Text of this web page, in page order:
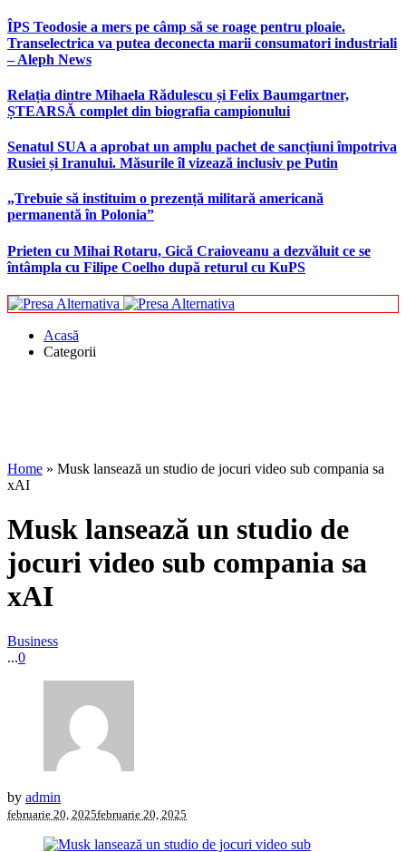
ÎPS Teodosie a mers pe câmp să se roage pentru ploaie.
Transelectrica va putea deconecta marii consumatori industriali
– Aleph News
Relația dintre Mihaela Rădulescu și Felix Baumgartner,
ȘTEARSĂ complet din biografia campionului
Senatul SUA a aprobat un amplu pachet de sancțiuni împotriva
Rusiei și Iranului. Măsurile îl vizează inclusiv pe Putin
„Trebuie să instituim o prezență militară americană
permanentă în Polonia”
Prieten cu Mihai Rotaru, Gică Craioveanu a dezvăluit ce se
întâmpla cu Filipe Coelho după returul cu KuPS
Acasă
Categorii
Home » Musk lansează un studio de jocuri video sub compania sa
xAI
Musk lansează un studio de
jocuri video sub compania sa
xAI
Business
...0
by admin
februarie 20, 2025februarie 20, 2025